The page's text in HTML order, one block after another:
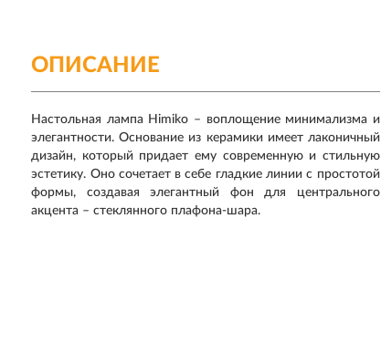
ОПИСАНИЕ
Настольная лампа Himiko – воплощение минимализма и
элегантности. Основание из керамики имеет лаконичный
дизайн, который придает ему современную и стильную
эстетику. Оно сочетает в себе гладкие линии с простотой
формы, создавая элегантный фон для центрального
акцента – стеклянного плафона-шара.